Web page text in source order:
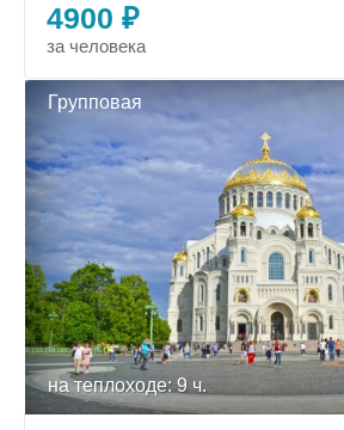
4900 ₽
за человека
Групповая
на теплоходе: 9 ч.